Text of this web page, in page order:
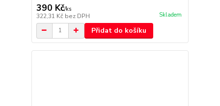
390 Kč/ks
322,31 Kč bez DPH Skladem
Přidat do košíku